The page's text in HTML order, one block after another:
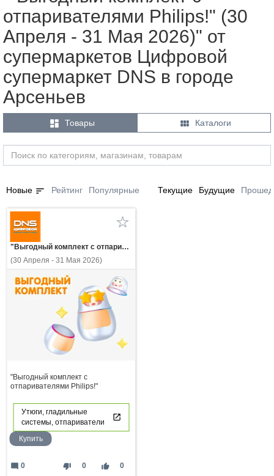
отпаривателями Philips!" (30
Апреля - 31 Мая 2026)" от
супермаркетов Цифровой
супермаркет DNS в городе
Арсеньев
 Товары  Каталоги
Новые sort Рейтинг Популярные Текущие Будущие
"Выгодный комплект с отпаривателями Philips!"
(30 Апреля - 31 Мая 2026)
"Выгодный комплект с
отпаривателями Philips!"
Утюги, гладильные
системы, отпариватели
Купить
thumb_down 0 thumb_up 0
mode_comment 0